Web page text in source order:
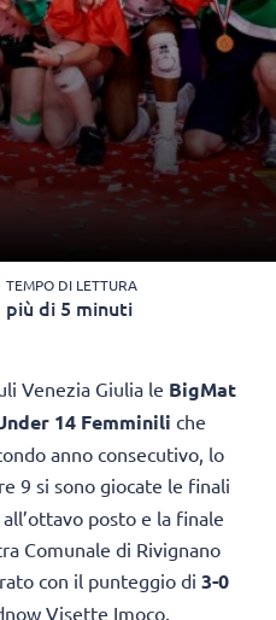
TEMPO DI LETTURA
più di 5 minuti
Venezia Giulia le BigMat
14 Femminili che
anno consecutivo, lo
9 si sono giocate le finali
posto e la finale
Comunale di Rivignano
con il punteggio di 3-0
Visette Imoco,